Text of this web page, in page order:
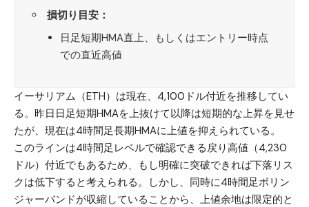
損切り目安：
日足短期HMA直上、もしくはエントリー時点
での直近高値
イーサリアム（ETH） は現在、4,100ドル付近を推移してい
る。昨日日足短期HMAを上抜けて以降は短期的な上昇を見せ
たが、現在は4時間足長期HMAに上値を抑えられている。
このラインは4時間足レベルで確認できる戻り高値（4,230
ドル）付近でもあるため、もし明確に突破できれば下落リス
クは低下すると考えられる。しかし、同時に4時間足ボリン
ジャーバンドが収縮していることから、上値余地は限定的と